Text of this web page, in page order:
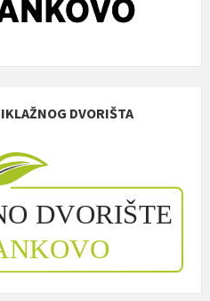
DVORIŠTA